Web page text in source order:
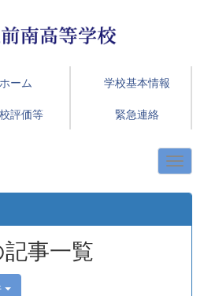
ホーム
学校基本情報
評価等
緊急連絡
事一覧